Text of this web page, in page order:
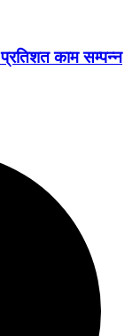
काम सम्पन्न